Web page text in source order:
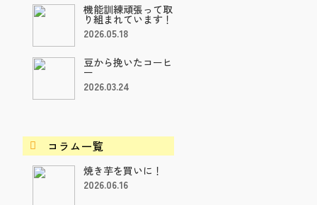
機能訓練頑張って取
り組まれています！
2026.05.18
豆から挽いたコーヒ
ー
2026.03.24
 コラム一覧
焼き芋を買いに！
2026.06.16